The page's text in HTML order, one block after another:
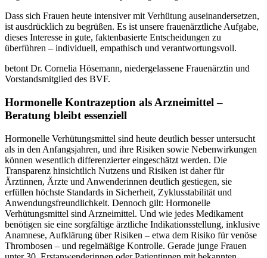
Dass sich Frauen heute intensiver mit Verhütung auseinandersetzen,
ist ausdrücklich zu begrüßen. Es ist unsere frauenärztliche Aufgabe,
dieses Interesse in gute, faktenbasierte Entscheidungen zu
überführen – individuell, empathisch und verantwortungsvoll.
betont Dr. Cornelia Hösemann, niedergelassene Frauenärztin und
Vorstandsmitglied des BVF.
Hormonelle Kontrazeption als Arzneimittel –
Beratung bleibt essenziell
Hormonelle Verhütungsmittel sind heute deutlich besser untersucht
als in den Anfangsjahren, und ihre Risiken sowie Nebenwirkungen
können wesentlich differenzierter eingeschätzt werden. Die
Transparenz hinsichtlich Nutzens und Risiken ist daher für
Ärztinnen, Ärzte und Anwenderinnen deutlich gestiegen, sie
erfüllen höchste Standards in Sicherheit, Zyklusstabilität und
Anwendungsfreundlichkeit. Dennoch gilt: Hormonelle
Verhütungsmittel sind Arzneimittel. Und wie jedes Medikament
benötigen sie eine sorgfältige ärztliche Indikationsstellung, inklusive
Anamnese, Aufklärung über Risiken – etwa dem Risiko für venöse
Thrombosen – und regelmäßige Kontrolle. Gerade junge Frauen